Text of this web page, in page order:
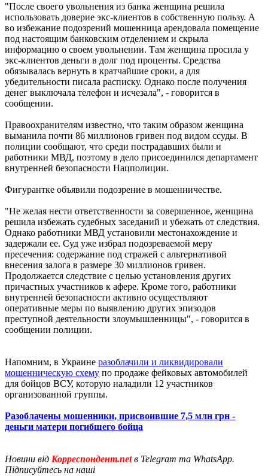
"После своего увольнения из банка женщина решила
использовать доверие экс-клиентов в собственную пользу. А
во избежание подозрений мошенница арендовала помещение
под настоящим банковским отделением и скрыла
информацию о своем увольнении. Там женщина просила у
экс-клиентов деньги в долг под проценты. Средства
обязывалась вернуть в кратчайшие сроки, а для
убедительности писала расписку. Однако после получения
денег выключала телефон и исчезала", - говорится в
сообщении.
Правоохранителям известно, что таким образом женщина
выманила почти 86 миллионов гривен под видом ссуды. В
полиции сообщают, что среди пострадавших были и
работники МВД, поэтому в дело присоединился департамент
внутренней безопасности Нацполиции.
Фигурантке объявили подозрение в мошенничестве.
"Не желая нести ответственности за совершенное, женщина
решила избежать судебных заседаний и убежать от следствия.
Однако работники МВД установили местонахождение и
задержали ее. Суд уже избрал подозреваемой меру
пресечения: содержание под стражей с альтернативой
внесения залога в размере 30 миллионов гривен.
Продолжается следствие с целью установления других
причастных участников к афере. Кроме того, работники
внутренней безопасности активно осуществляют
оперативные меры по выявлению других эпизодов
преступной деятельности злоумышленницы", - говорится в
сообщении полиции.
Напомним, в Украине разоблачили и ликвидировали
мошенническую схему по продаже фейковых автомобилей
для бойцов ВСУ, которую наладили 12 участников
организованной группы.
Разоблачены мошенники, присвоившие 7,5 млн грн -
деньги матери погибшего бойца
Новини від Корреспондент.netв Telegram та WhatsApp.
Підписуйтесь на наші